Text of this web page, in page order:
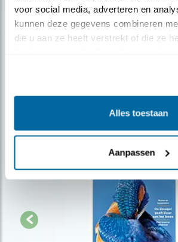
voor social media, adverteren en
kunnen deze gegevens combineren
die u aan ze heeft verstrekt of die ze
Alles toestaan
Aanpassen
Meld je aan en ontvang nieuws,
over vogels en activiteiten van
AANMELDEN VOGELNIEUWS